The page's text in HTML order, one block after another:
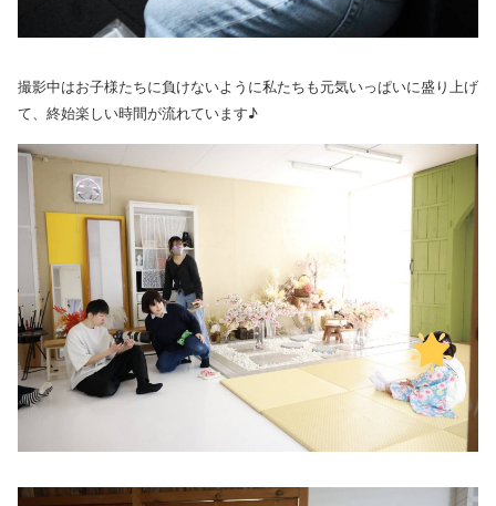
撮影中はお子様たちに負けないように私たちも元気いっぱいに盛り上げ
て、終始楽しい時間が流れています♪